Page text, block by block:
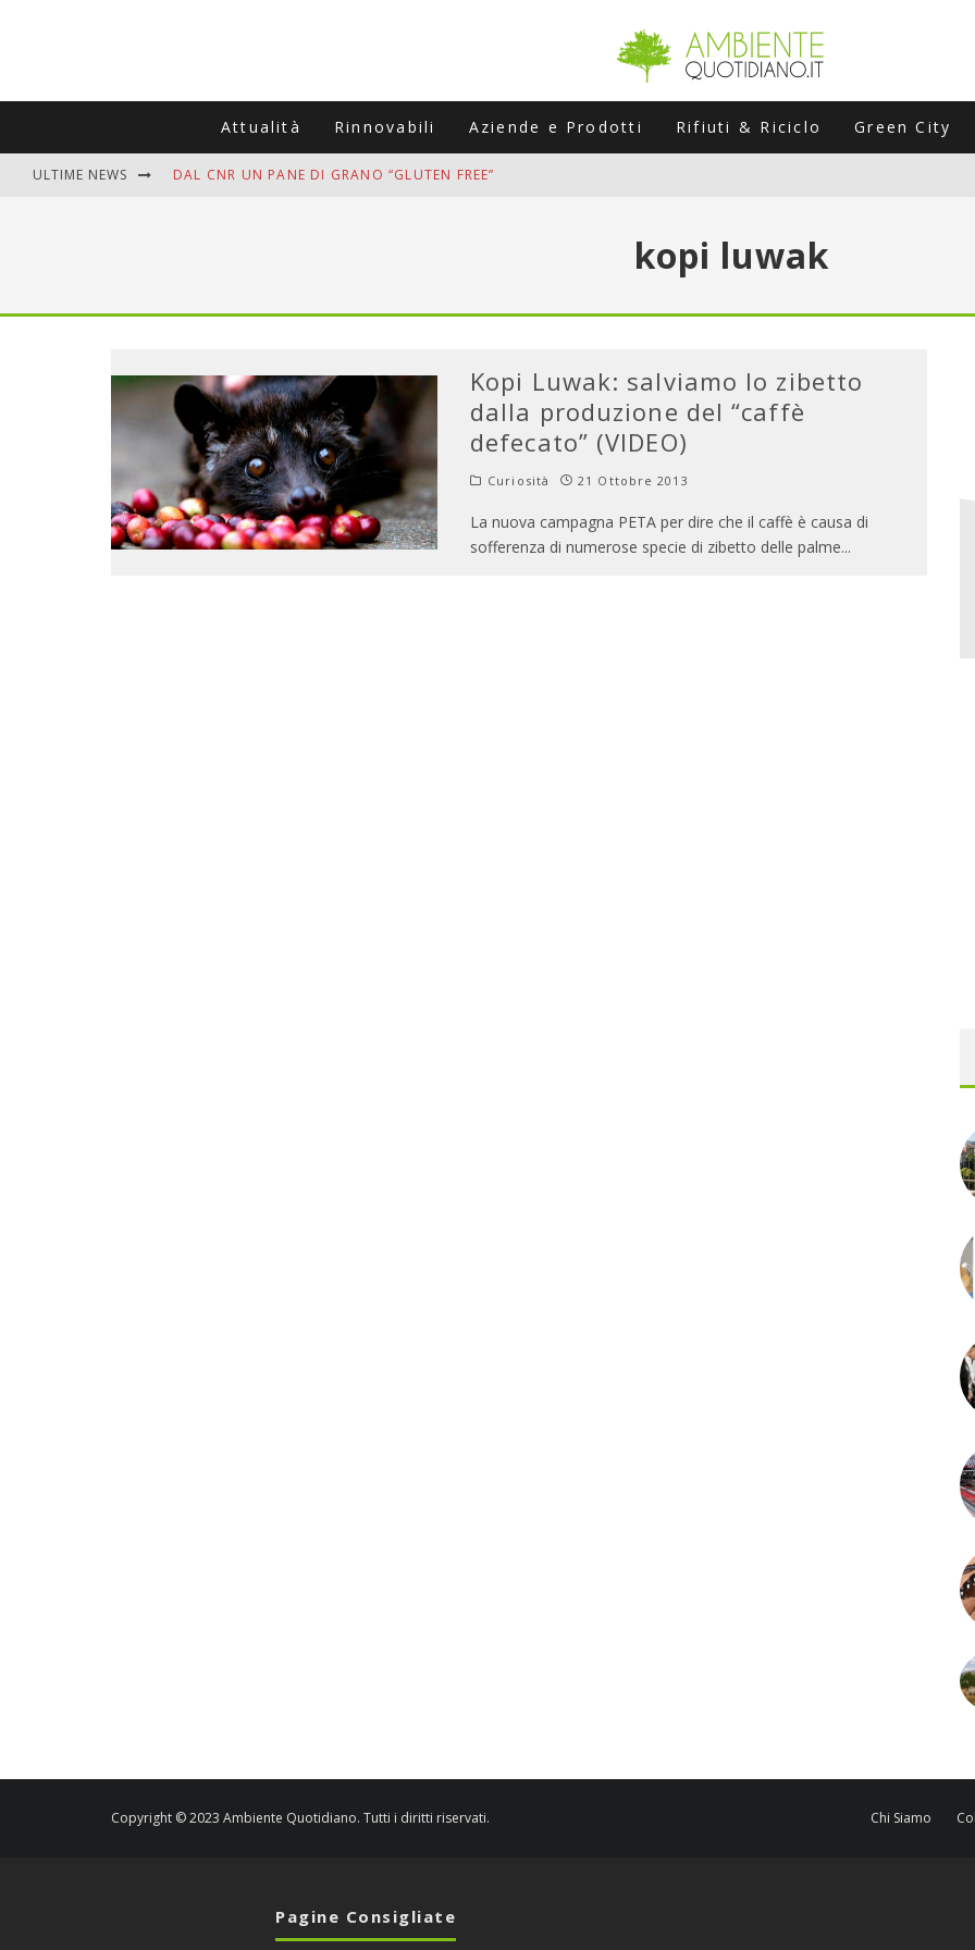
Attualità Rinnovabili Aziende e Prodotti Rifiuti & Riciclo Green City
ULTIME NEWS DAL CNR UN PANE DI GRANO “GLUTEN FREE”
MUTTI ASSUME A OLIVETO CITRA 400 COLLABORATORI STAGIONALIkopi luwak
Kopi Luwak: salviamo lo zibetto
dalla produzione del “caffè
defecato” (VIDEO)
Curiosità 21 Ottobre 2013
La nuova campagna PETA per dire che il caffè è causa di
sofferenza di numerose specie di zibetto delle palme...
Copyright © 2023 Ambiente Quotidiano. Tutti i diritti riservati. Chi Siamo
Pagine Consigliate